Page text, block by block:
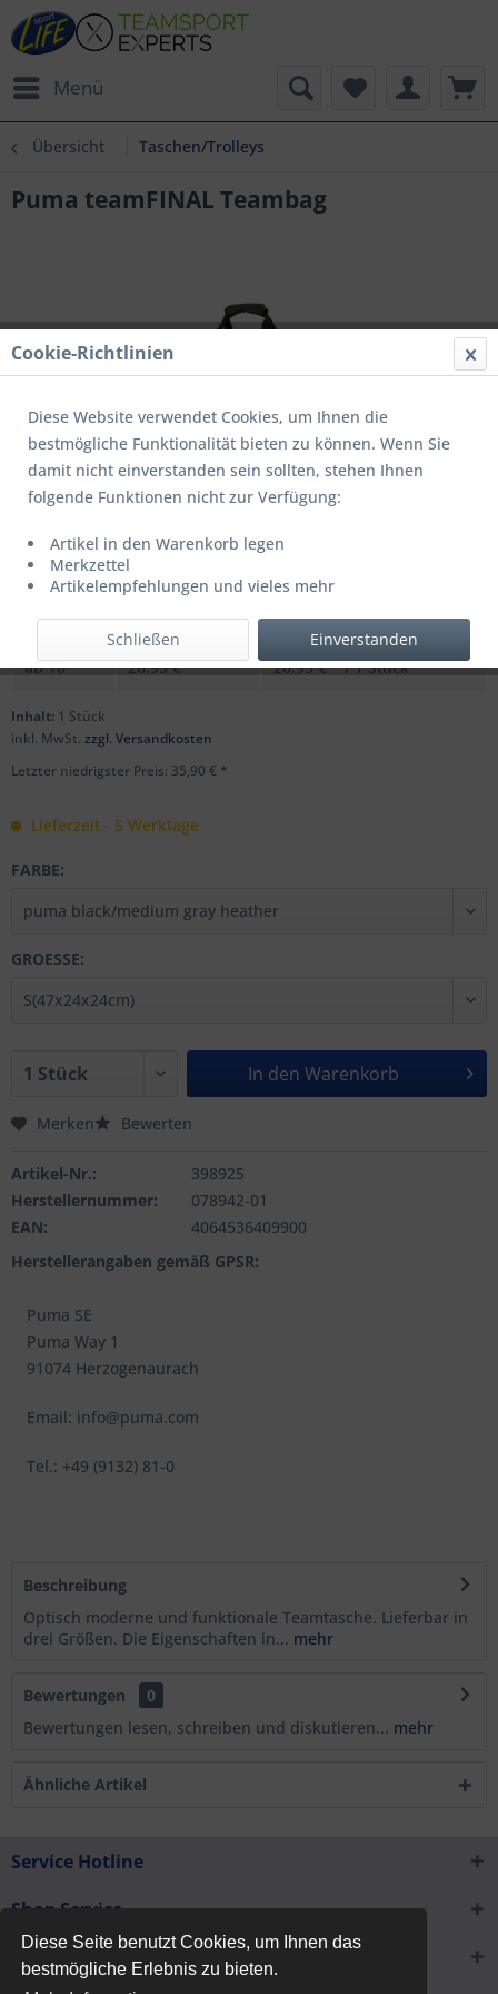
Diese Seite benutzt Cookies, um Ihnen das
bestmögliche Erlebnis zu bieten.
Menü
Übersicht Taschen/Trolleys
Puma teamFINAL Teambag
UVP: 44,95 € *
Menge
Stückpreis
Grundpreis
bis9 35,90 € * 35,90 € * / 1 Stück
ab10 26,95 € * 26,95 € * / 1 Stück
Inhalt: 1 Stück
inkl. MwSt. zzgl. Versandkosten
Letzter niedrigster Preis: 35,90 € *
Lieferzeit - 5 Werktage
FARBE:
GROESSE:
In den Warenkorb
Merken Bewerten
Artikel-Nr.:
398925
Herstellernummer:
078942-01
EAN:
4064536409900
Herstellerangaben gemäß GPSR:
Puma SE
Puma Way 1
91074 Herzogenaurach
Email: info@puma.com
Tel.: +49 (9132) 81-0
Beschreibung
Optisch moderne und funktionale Teamtasche. Lieferbar in
drei Größen. Die Eigenschaften in... mehr
Bewertungen
0
Bewertungen lesen, schreiben und diskutieren... mehr
Ähnliche Artikel
Service Hotline
Shop Service
Informationen
Cookie-Richtlinien
Diese Website verwendet Cookies, um Ihnen die
bestmögliche Funktionalität bieten zu können. Wenn Sie
damit nicht einverstanden sein sollten, stehen Ihnen
folgende Funktionen nicht zur Verfügung:
Artikel in den Warenkorb legen
Merkzettel
Artikelempfehlungen und vieles mehr
Einverstanden
Schließen